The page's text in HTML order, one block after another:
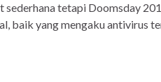
sederhana tetapi Doomsday
baik yang mengaku antivirus